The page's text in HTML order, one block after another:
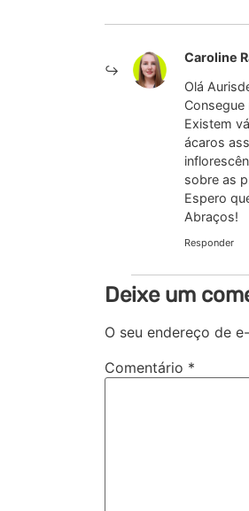
Caroline
Olá
Existem
ácaros
sobre as
Espero
Abraços!
Responder
Deixe um
O seu endereço de
Comentário *